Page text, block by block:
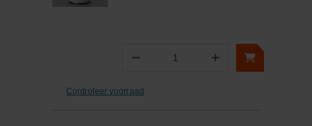
− Aantal +
Controleer voorraad